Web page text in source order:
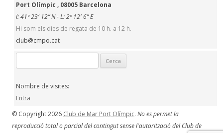
Port Olímpic , 08005 Barcelona
l: 41º 23′ 12” N - L: 2º 12′ 6” E
Hi som els dies de regata de 10 h. a 12 h.
club@cmpo.cat
Nombre de visites:
Entra
© Copyright 2026 Club de Mar Port Olímpic. No es permet la
reproducció total o parcial del contingut sense l'autorització del Club de